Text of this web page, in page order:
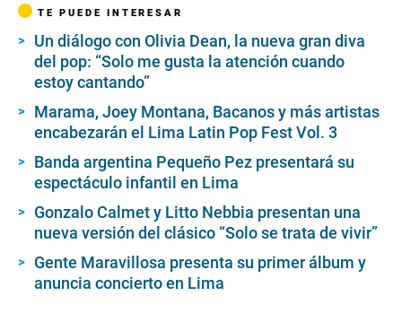
TE PUEDE INTERESAR
Un diálogo con Olivia Dean, la nueva gran diva
del pop: “Solo me gusta la atención cuando
estoy cantando”
Marama, Joey Montana, Bacanos y más artistas
encabezarán el Lima Latin Pop Fest Vol. 3
Banda argentina Pequeño Pez presentará su
espectáculo infantil en Lima
Gonzalo Calmet y Litto Nebbia presentan una
nueva versión del clásico “Solo se trata de vivir”
Gente Maravillosa presenta su primer álbum y
anuncia concierto en Lima